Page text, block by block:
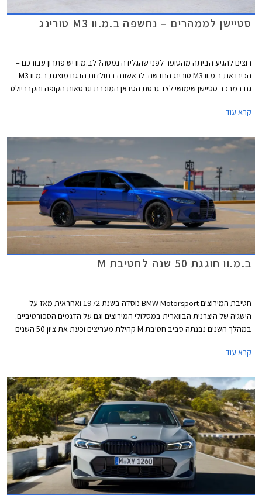
סטיישן לממהרים – נחשפה ב.מ.וו M3 טורינג
רוצים להגיע הביתה מהסופר לפני שהגלידה נמסה? לב.מ.וו יש פתרון עבורכם –
הכירו את ב.מ.וו M3 טורינג החדשה. לראשונה בתולדות הדגם מוצגת ב.מ.וו M3
גם במרכב סטיישן שימושי לצד גרסת הסדאן המוכרת וגרסאות הקופה והקבריולט
הסטיישן עד כדי כך שאאודי מציעה את RS4 בתצורת אוונט (סטיישן) בלבד.
קרא עוד
ב.מ.וו חוגגת 50 שנה לחטיבת M
חטיבת המירוצים BMW Motorsport נוסדה בשנת 1972 ואחראית מאז על
הישגיה של היצרנית הבווארית במסלולי המירוצים וגם על הדגמים הספורטיביים.
במהלך השנים נבנתה סביב חטיבת M קהילת מעריצים וכעת את ציון 50 השנים
קרא עוד